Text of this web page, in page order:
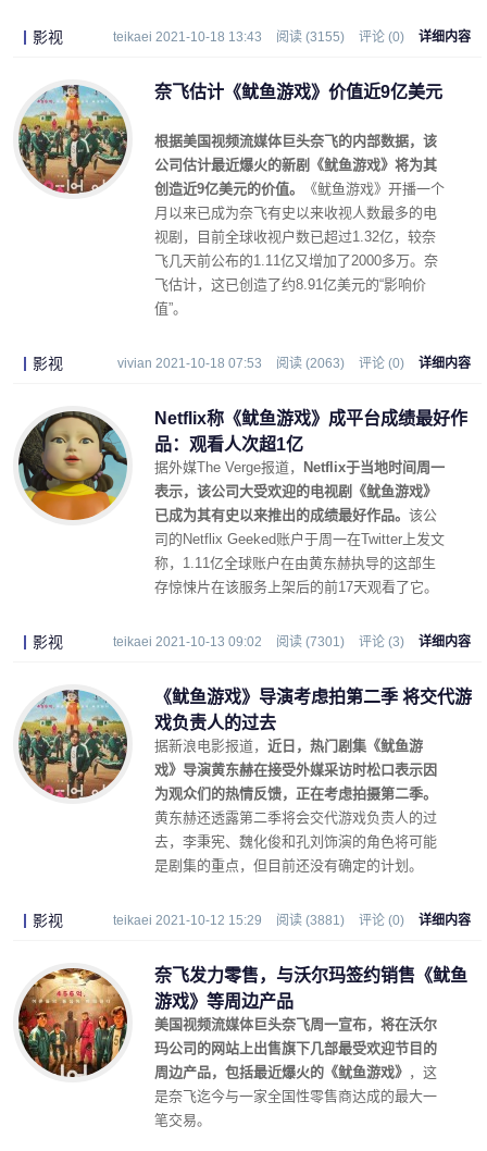
影视 teikaei 2021-10-18 13:43 阅读 (3155) 评论 (0) 详细内容
奈飞估计《鱿鱼游戏》价值近9亿美元
根据美国视频流媒体巨头奈飞的内部数据，该
公司估计最近爆火的新剧《鱿鱼游戏》将为其
创造近9亿美元的价值。
《鱿鱼游戏》开播一个
月以来已成为奈飞有史以来收视人数最多的电
视剧，目前全球收视户数已超过1.32亿，较奈
飞几天前公布的1.11亿又增加了2000多万。奈
飞估计，这已创造了约8.91亿美元的“影响价
值”。
影视 vivian 2021-10-18 07:53 阅读 (2063) 评论 (0) 详细内容
Netflix称《鱿鱼游戏》成平台成绩最好作
品：观看人次超1亿
据外媒The Verge报道，
Netflix于当地时间周一
表示，该公司大受欢迎的电视剧《鱿鱼游戏》
已成为其有史以来推出的成绩最好作品。 该公
司的Netflix Geeked账户于周一在Twitter上发文
称，1.11亿全球账户在由黄东赫执导的这部生
存惊悚片在该服务上架后的前17天观看了它。
影视 teikaei 2021-10-13 09:02 阅读 (7301) 评论 (3) 详细内容
《鱿鱼游戏》导演考虑拍第二季 将交代游
戏负责人的过去
据新浪电影报道， 近日，热门剧集《鱿鱼游
戏》导演黄东赫在接受外媒采访时松口表示因
为观众们的热情反馈，正在考虑拍摄第二季。
黄东赫还透露第二季将会交代游戏负责人的过
去，李秉宪、魏化俊和孔刘饰演的角色将可能
是剧集的重点，但目前还没有确定的计划。
影视 teikaei 2021-10-12 15:29 阅读 (3881) 评论 (0) 详细内容
奈飞发力零售，与沃尔玛签约销售《鱿鱼
游戏》等周边产品
美国视频流媒体巨头奈飞周一宣布，将在沃尔
玛公司的网站上出售旗下几部最受欢迎节目的
周边产品，包括最近爆火的《鱿鱼游戏》 ，这
是奈飞迄今与一家全国性零售商达成的最大一
笔交易。